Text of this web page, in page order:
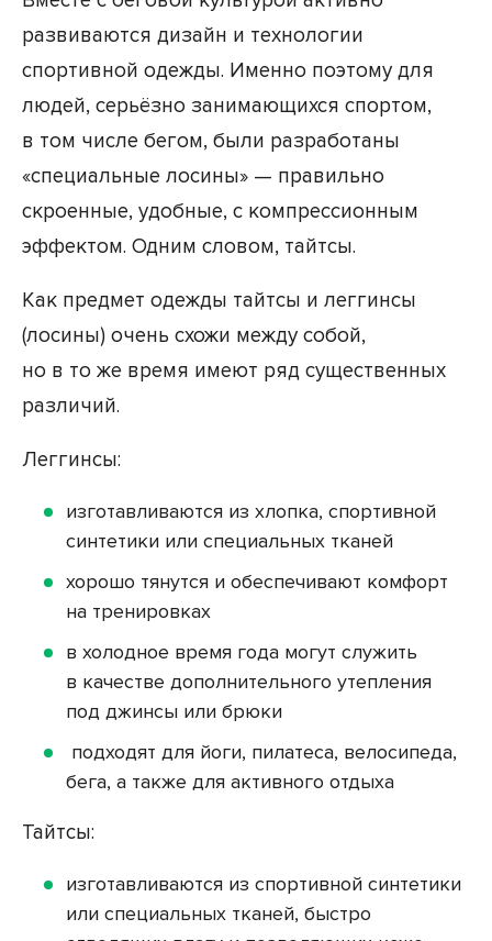
развиваются дизайн и технологии
спортивной одежды. Именно поэтому для
людей, серьёзно занимающихся спортом,
в том числе бегом, были разработаны
«специальные лосины» — правильно
скроенные, удобные, с компрессионным
эффектом. Одним словом, тайтсы.
Как предмет одежды тайтсы и леггинсы
(лосины) очень схожи между собой,
но в то же время имеют ряд существенных
различий.
Леггинсы:
изготавливаются из хлопка, спортивной
синтетики или специальных тканей
хорошо тянутся и обеспечивают комфорт
на тренировках
в холодное время года могут служить
в качестве дополнительного утепления
под джинсы или брюки
подходят для йоги, пилатеса, велосипеда,
бега, а также для активного отдыха
Тайтсы:
изготавливаются из спортивной синтетики
или специальных тканей, быстро